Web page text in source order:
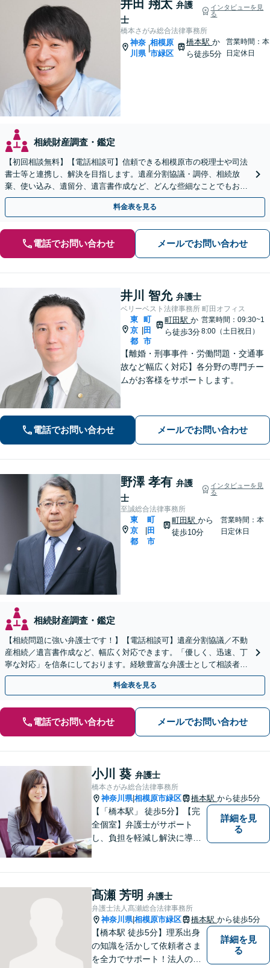
井田 翔太 弁護
士
インタビューを見
る
橋本さがみ総合法律事務所
神奈
川県
相模原
市緑区
橋本駅 か
ら徒歩5分
営業時間：本
日定休日
相続財産調査・鑑定
【初回相談無料】【電話相談可】信頼できる相模原市の税理士や司法
書士等と連携し、解決を目指します。遺産分割協議・調停、相続放
棄、使い込み、遺留分、遺言書作成など、どんな些細なことでもお気
軽にご相談ください【休日・夜間面談可】【橋本駅6分】
料金表を見る
電話でお問い合わせ メールでお問い合わせ
井川 智允 弁護士
ベリーベスト法律事務所 町田オフィス
東
京
都
町
田
市
町田駅か
ら徒歩3分
営業時間：09:30~1
8:00（土日祝日）
【離婚・刑事事件・労働問題・交通事
故など幅広く対応】各分野の専門チー
ムがお客様をサポートします。
電話でお問い合わせ メールでお問い合わせ
野澤 孝有 弁護
士
インタビューを見
る
至誠総合法律事務所
東
京
都
町
田
市
町田駅 から
徒歩10分
営業時間：本
日定休日
相続財産調査・鑑定
【相続問題に強い弁護士です！】【電話相談可】遺産分割協議／不動
産相続／遺言書作成など、幅広く対応できます。「優しく、迅速、丁
寧な対応」を信条にしております。経験豊富な弁護士として相談者様
のため全力を尽くします。お気軽にご相談ください。
料金表を見る
電話でお問い合わせ メールでお問い合わせ
小川 葵 弁護士
橋本さがみ総合法律事務所
神奈川県|相模原市緑区 橋本駅 から徒歩5分
【「橋本駅」 徒歩5分】【完
全個室】弁護士がサポート
し、負担を軽減し解決に導き
はご相談いただき、今後の進
め方を一緒に考えましょう。
【法テラス利用可】
詳細を見
る
髙瀬 芳明 弁護士
弁護士法人髙瀬総合法律事務所
神奈川県|相模原市緑区 橋本駅 から徒歩5分
【橋本駅 徒歩5分】理系出身
の知識を活かして依頼者さま
を全力でサポート！法人のお
詳細を見
る